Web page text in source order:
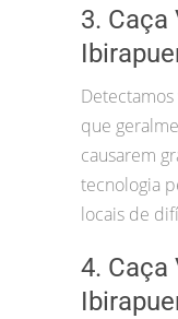
3. Caça
que
causarem
tecnologia
locais de
4. Caça